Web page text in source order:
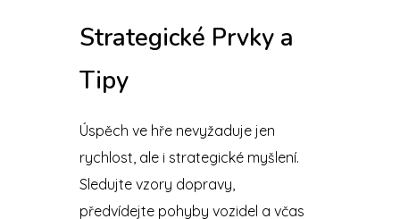
Strategické Prvky a
Tipy
Úspěch ve hře nevyžaduje jen
rychlost, ale i strategické myšlení.
Sledujte vzory dopravy,
předvídejte pohyby vozidel a včas